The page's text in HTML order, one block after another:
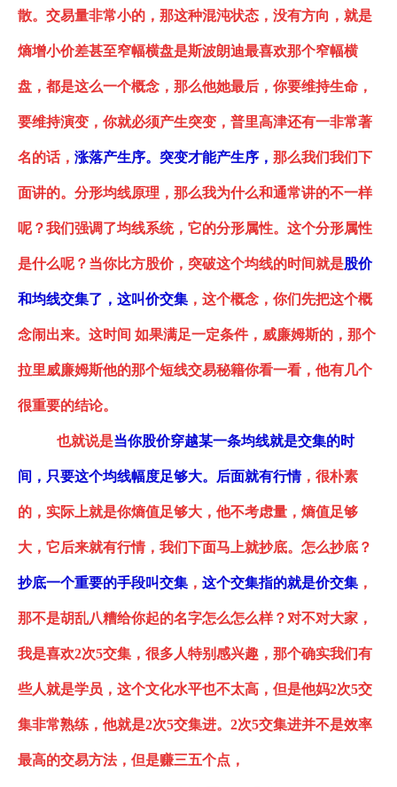
散。交易量非常小的，那这种混沌状态，没有方向，就是
熵增小价差甚至窄幅横盘是斯波朗迪最喜欢那个窄幅横
盘 ， 都是这么一个概念，那么他她最后，你要维持生命，
要维持演变，你就必须产生突变，普里高津还有一非常著
名的话， 涨落产生序。突变才能产生序， 那么我们我们下
面讲的。 分形均线原理 ，那么我为什么和通常讲的不一样
呢？我们强调了均线系统，它的分形属性。这个分形属性
是什么呢？当你比方股价，突破这个均线的时间就是股价
和均线交集了，这叫价交集 ，这个概念，你们先把这个概
念闹出来。这时间 如果满足一定条件， 威廉姆斯的 ， 那个
拉里威廉姆斯他的那个短线交易秘籍你看一看， 他有几个
很重要的结论。
也就说是当你股价穿越某一条均线就是交集的时
间，只要这个均线幅度足够大。后面就有行情，很朴素
的，实际上就是你熵值足够大，他不考虑量，熵值足够
大，它后来就有行情，我们下面马上就抄底。怎么抄底？
抄底一个重要的手段叫交集 ， 这个交集指的就是价交集 ，
那不是胡乱八糟给你起的名字怎么怎么样？对不对大家，
我是喜欢2次5交集 ，很多人特别感兴趣，那个确实我们有
些人就是学员，这个文化水平也不太高，但是他妈2次5交
集非常熟练，他就是2次5交集进。 2次5交集进并不是效率
最高的交易方法，但是赚三五个点，